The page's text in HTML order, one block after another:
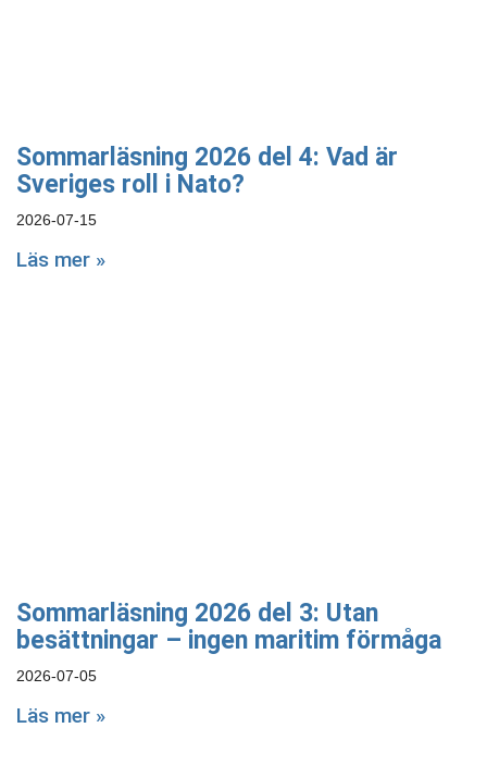
Sommarläsning 2026 del 4: Vad är
Sveriges roll i Nato?
2026-07-15
Läs mer »
Sommarläsning 2026 del 3: Utan
besättningar – ingen maritim förmåga
2026-07-05
Läs mer »